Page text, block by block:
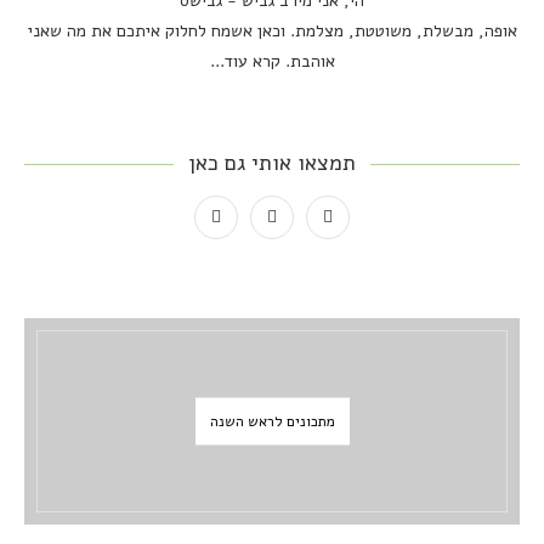
אופה, מבשלת, משוטטת, מצלמת. וכאן אשמח לחלוק איתכם את מה שאני
אוהבת. קרא עוד...
תמצאו אותי גם כאן
מתכונים לראש השנה